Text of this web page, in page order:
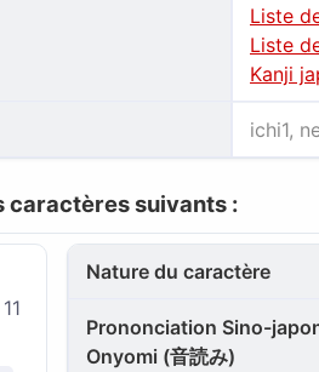
Liste
Liste
Kanji
ichi1,
caractères suivants :
Nature du caractère
Prononciation Sino-
Onyomi (音読み)